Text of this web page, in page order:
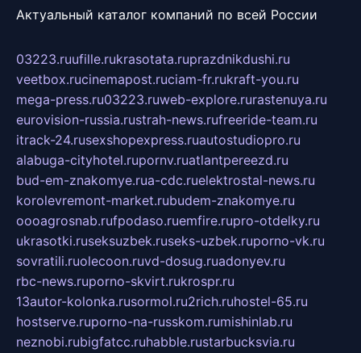
Актуальный каталог компаний по всей России
03223.ruufille.rukrasotata.ruprazdnikdushi.ru
veetbox.rucinemapost.ruciam-fr.rukraft-you.ru
mega-press.ru03223.ruweb-explore.rurastenuya.ru
eurovision-russia.rustrah-news.rufreeride-team.ru
itrack-24.rusexshopexpress.ruautostudiopro.ru
alabuga-cityhotel.rupornv.ruatlantpereezd.ru
bud-em-znakomye.rua-cdc.ruelektrostal-news.ru
korolevremont-market.rubudem-znakomye.ru
oooagrosnab.rufpodaso.ruemfire.rupro-otdelky.ru
ukrasotki.ruseksuzbek.ruseks-uzbek.ruporno-vk.ru
sovratili.ruolecoon.ruvd-dosug.ruadonyev.ru
rbc-news.ruporno-skvirt.rukrospr.ru
13autor-kolonka.rusormol.ru2rich.ruhostel-65.ru
hostserve.ruporno-na-russkom.rumishinlab.ru
neznobi.rubigfatcc.ruhabble.rustarbucksvia.ru